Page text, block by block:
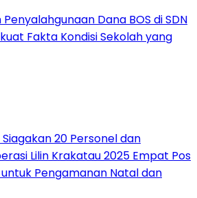
Dana BOS di SDN
Fakta Kondisi Sekolah yang
20 Personel dan
Lilin Krakatau 2025 Empat Pos
Pengamanan Natal dan